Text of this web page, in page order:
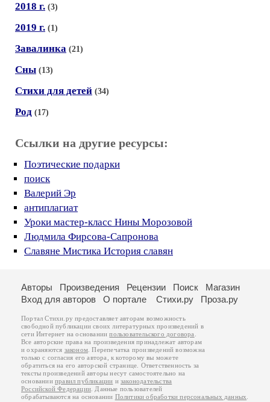
2018 г. (3)
2019 г. (1)
Завалинка (21)
Сны (13)
Стихи для детей (34)
Род (17)
Ссылки на другие ресурсы:
Поэтические подарки
поиск
Валерий Эр
антиплагиат
Уроки мастер-класс Нины Морозовой
Людмила Фирсова-Сапронова
Славяне Мистика История славян
Авторы Произведения Рецензии Поиск
Магазин
Вход для авторов
О портале Стихи.ру Проза.ру
Портал Стихи.ру предоставляет авторам возможность
свободной публикации своих литературных произведений в
сети Интернет на основаниипользовательского договора.
Все авторские права на произведения принадлежат авторам
и охраняются законом. Перепечатка произведений возможна
только с согласия его автора, к которому вы можете
обратиться на его авторской странице. Ответственность за
тексты произведений авторы несут самостоятельно на
основанииправил публикации изаконодательства
Российской Федерации. Данные пользователей
обрабатываются на основании Политики обработки персональных данных.